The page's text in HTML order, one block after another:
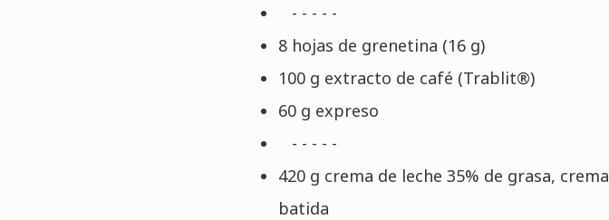
- - - - -
8 hojas de grenetina (16 g)
100 g extracto de café (Trablit®)
60 g expreso
- - - - -
420 g crema de leche 35% de grasa, crema
batida